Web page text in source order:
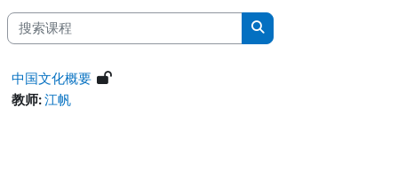
搜索课程
搜索课程
中国文化概要
教师:江帆